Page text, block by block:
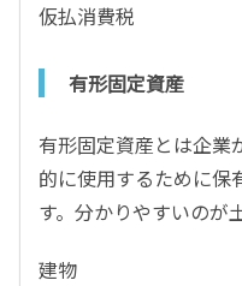
仮払消費税
有形固定資産
有形固定資産とは企業
的に使用するために保
す。分かりやすいのが
建物